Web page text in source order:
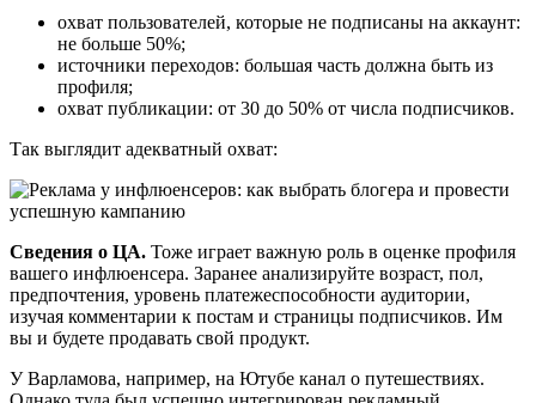
охват пользователей, которые не подписаны на аккаунт:
не больше 50%;
источники переходов: большая часть должна быть из
профиля;
охват публикации: от 30 до 50% от числа подписчиков.
Так выглядит адекватный охват:
Сведения о ЦА. Тоже играет важную роль в оценке профиля
вашего инфлюенсера. Заранее анализируйте возраст, пол,
предпочтения, уровень платежеспособности аудитории,
изучая комментарии к постам и страницы подписчиков. Им
вы и будете продавать свой продукт.
У Варламова, например, на Ютубе канал о путешествиях.